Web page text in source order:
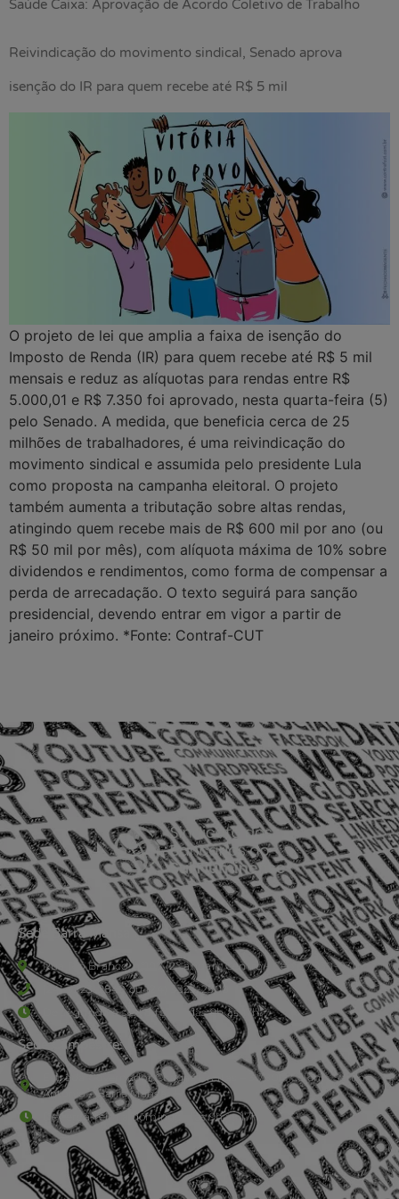
Saúde Caixa: Aprovação de Acordo Coletivo de Trabalho
Reivindicação do movimento sindical, Senado aprova
isenção do IR para quem recebe até R$ 5 mil
O projeto de lei que amplia a faixa de isenção do
Imposto de Renda (IR) para quem recebe até R$ 5 mil
mensais e reduz as alíquotas para rendas entre R$
5.000,01 e R$ 7.350 foi aprovado, nesta quarta-feira (5)
pelo Senado. A medida, que beneficia cerca de 25
milhões de trabalhadores, é uma reivindicação do
movimento sindical e assumida pelo presidente Lula
como proposta na campanha eleitoral. O projeto
também aumenta a tributação sobre altas rendas,
atingindo quem recebe mais de R$ 600 mil por ano (ou
R$ 50 mil por mês), com alíquota máxima de 10% sobre
dividendos e rendimentos, como forma de compensar a
perda de arrecadação. O texto seguirá para sanção
presidencial, devendo entrar em vigor a partir de
janeiro próximo. *Fonte: Contraf-CUT
Sede Barra Mansa
Rua Rio Branco, nº107 (2º andar), Centro - Cep: 27.330-030
(24) 3323-2848 ou (24) 3323-2500
De segunda à sexta-feira , das 9h às 17h.
Sede Campestre:
Estrada Governador Chagas Freitas – 3.780 – Colônia Santo
Antônio – Barra Mansa
De terça-feira a domingo, das 9h às 17h